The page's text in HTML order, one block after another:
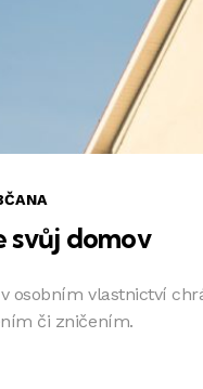
svůj domov
osobním vlastnictví
či zničením.